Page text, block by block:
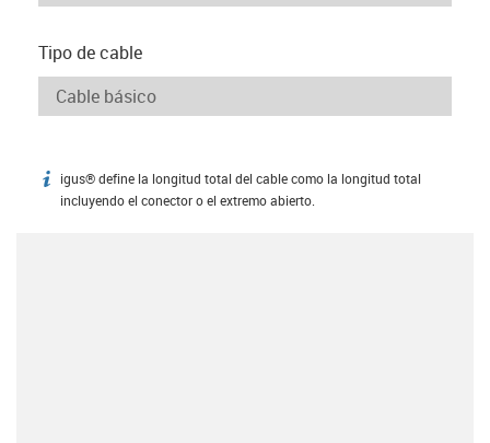
Tipo de cable
igus-icon-info
igus® define la longitud total del cable como la longitud total
incluyendo el conector o el extremo abierto.